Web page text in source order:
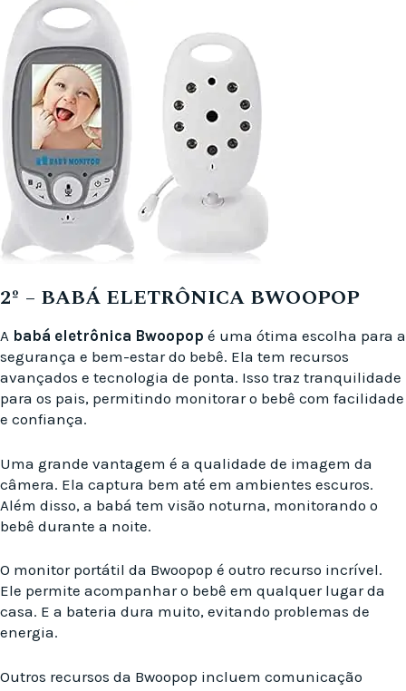
2º – BABÁ ELETRÔNICA ‎BWOOPOP
A babá eletrônica Bwoopop é uma ótima escolha para a
segurança e bem-estar do bebê. Ela tem recursos
avançados e tecnologia de ponta. Isso traz tranquilidade
para os pais, permitindo monitorar o bebê com facilidade
e confiança.
Uma grande vantagem é a qualidade de imagem da
câmera. Ela captura bem até em ambientes escuros.
Além disso, a babá tem visão noturna, monitorando o
bebê durante a noite.
O monitor portátil da Bwoopop é outro recurso incrível.
Ele permite acompanhar o bebê em qualquer lugar da
casa. E a bateria dura muito, evitando problemas de
energia.
Outros recursos da Bwoopop incluem comunicação